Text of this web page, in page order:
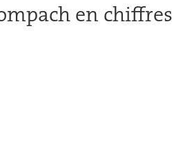
en chiffres